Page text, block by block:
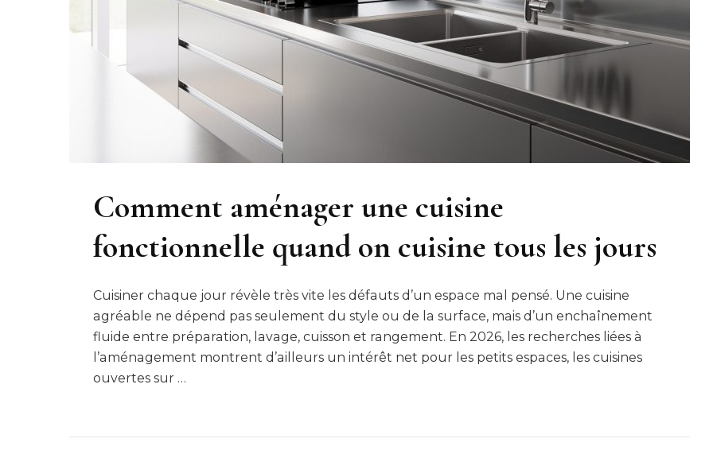
Comment aménager une cuisine
fonctionnelle quand on cuisine tous les jours
Cuisiner chaque jour révèle très vite les défauts d’un espace mal pensé. Une cuisine
agréable ne dépend pas seulement du style ou de la surface, mais d’un enchaînement
fluide entre préparation, lavage, cuisson et rangement. En 2026, les recherches liées à
l’aménagement montrent d’ailleurs un intérêt net pour les petits espaces, les cuisines
ouvertes sur …